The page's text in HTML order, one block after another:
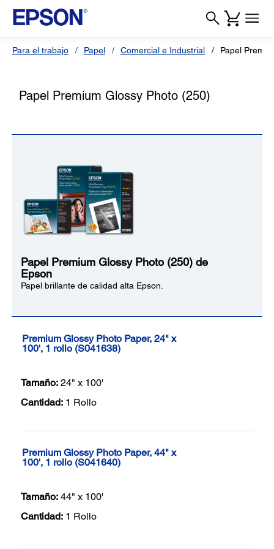
Para el trabajo Papel Comercial e Industrial Papel
Papel Premium Glossy Photo (250)
Papel Premium Glossy Photo (250) de
Epson
Papel brillante de calidad alta Epson.
Premium Glossy Photo Paper, 24" x
100', 1 rollo (S041638)
Tamaño: 24" x 100'
Cantidad: 1 Rollo
Premium Glossy Photo Paper, 44" x
100', 1 rollo (S041640)
Tamaño: 44" x 100'
Cantidad: 1 Rollo